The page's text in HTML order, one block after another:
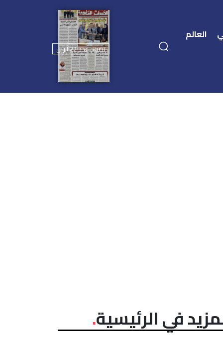
العالم
تصفح عدد 22 أبريل
في الرئيسية